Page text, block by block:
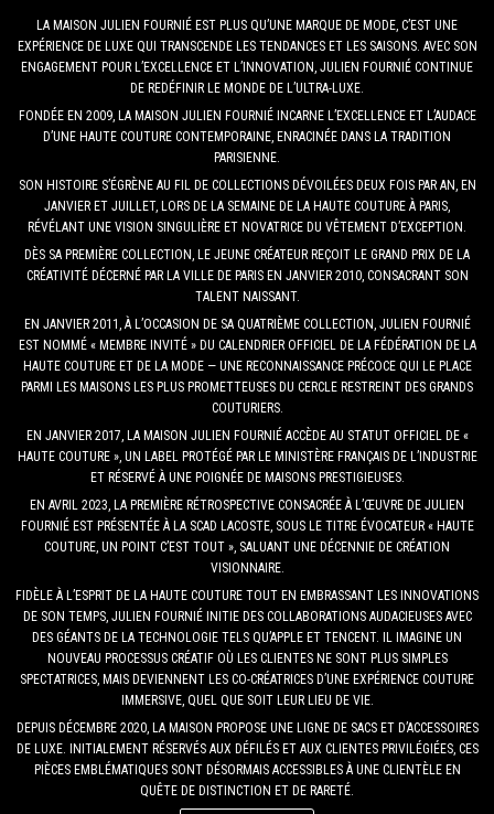
LA MAISON JULIEN FOURNIÉ EST PLUS QU’UNE MARQUE DE MODE, C’EST UNE
EXPÉRIENCE DE LUXE QUI TRANSCENDE LES TENDANCES ET LES SAISONS. AVEC SON
ENGAGEMENT POUR L’EXCELLENCE ET L’INNOVATION, JULIEN FOURNIÉ CONTINUE
DE REDÉFINIR LE MONDE DE L’ULTRA-LUXE.
FONDÉE EN 2009, LA MAISON JULIEN FOURNIÉ INCARNE L’EXCELLENCE ET L’AUDACE
D’UNE HAUTE COUTURE CONTEMPORAINE, ENRACINÉE DANS LA TRADITION
PARISIENNE.
SON HISTOIRE S’ÉGRÈNE AU FIL DE COLLECTIONS DÉVOILÉES DEUX FOIS PAR AN, EN
JANVIER ET JUILLET, LORS DE LA SEMAINE DE LA HAUTE COUTURE À PARIS,
RÉVÉLANT UNE VISION SINGULIÈRE ET NOVATRICE DU VÊTEMENT D’EXCEPTION.
DÈS SA PREMIÈRE COLLECTION, LE JEUNE CRÉATEUR REÇOIT LE GRAND PRIX DE LA
CRÉATIVITÉ DÉCERNÉ PAR LA VILLE DE PARIS EN JANVIER 2010, CONSACRANT SON
TALENT NAISSANT.
EN JANVIER 2011, À L’OCCASION DE SA QUATRIÈME COLLECTION, JULIEN FOURNIÉ
EST NOMMÉ « MEMBRE INVITÉ » DU CALENDRIER OFFICIEL DE LA FÉDÉRATION DE LA
HAUTE COUTURE ET DE LA MODE — UNE RECONNAISSANCE PRÉCOCE QUI LE PLACE
PARMI LES MAISONS LES PLUS PROMETTEUSES DU CERCLE RESTREINT DES GRANDS
COUTURIERS.
EN JANVIER 2017, LA MAISON JULIEN FOURNIÉ ACCÈDE AU STATUT OFFICIEL DE «
HAUTE COUTURE », UN LABEL PROTÉGÉ PAR LE MINISTÈRE FRANÇAIS DE L’INDUSTRIE
ET RÉSERVÉ À UNE POIGNÉE DE MAISONS PRESTIGIEUSES.
EN AVRIL 2023, LA PREMIÈRE RÉTROSPECTIVE CONSACRÉE À L’ŒUVRE DE JULIEN
FOURNIÉ EST PRÉSENTÉE À LA SCAD LACOSTE, SOUS LE TITRE ÉVOCATEUR « HAUTE
COUTURE, UN POINT C’EST TOUT », SALUANT UNE DÉCENNIE DE CRÉATION
VISIONNAIRE.
FIDÈLE À L’ESPRIT DE LA HAUTE COUTURE TOUT EN EMBRASSANT LES INNOVATIONS
DE SON TEMPS, JULIEN FOURNIÉ INITIE DES COLLABORATIONS AUDACIEUSES AVEC
DES GÉANTS DE LA TECHNOLOGIE TELS QU’APPLE ET TENCENT. IL IMAGINE UN
NOUVEAU PROCESSUS CRÉATIF OÙ LES CLIENTES NE SONT PLUS SIMPLES
SPECTATRICES, MAIS DEVIENNENT LES CO-CRÉATRICES D’UNE EXPÉRIENCE COUTURE
IMMERSIVE, QUEL QUE SOIT LEUR LIEU DE VIE.
DEPUIS DÉCEMBRE 2020, LA MAISON PROPOSE UNE LIGNE DE SACS ET D’ACCESSOIRES
DE LUXE. INITIALEMENT RÉSERVÉS AUX DÉFILÉS ET AUX CLIENTES PRIVILÉGIÉES, CES
PIÈCES EMBLÉMATIQUES SONT DÉSORMAIS ACCESSIBLES À UNE CLIENTÈLE EN
QUÊTE DE DISTINCTION ET DE RARETÉ.